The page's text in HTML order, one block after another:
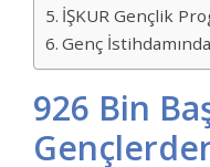
İŞKUR Gençlik
Genç
926 Bin